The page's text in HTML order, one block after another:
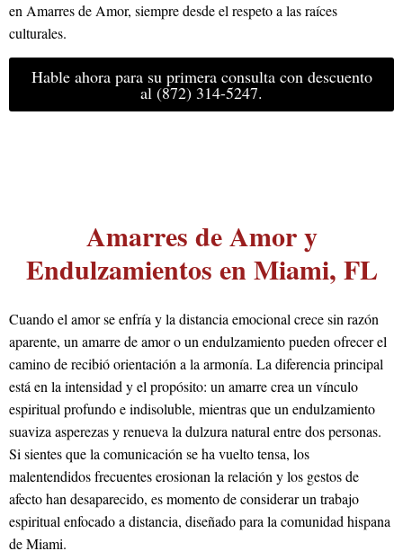
en Amarres de Amor, siempre desde el respeto a las raíces
culturales.
Hable ahora para su primera consulta con descuento
al (872) 314-5247.
Amarres de Amor y
Endulzamientos en Miami, FL
Cuando el amor se enfría y la distancia emocional crece sin razón
aparente, un amarre de amor o un endulzamiento pueden ofrecer el
camino de recibió orientación a la armonía. La diferencia principal
está en la intensidad y el propósito: un amarre crea un vínculo
espiritual profundo e indisoluble, mientras que un endulzamiento
suaviza asperezas y renueva la dulzura natural entre dos personas.
Si sientes que la comunicación se ha vuelto tensa, los
malentendidos frecuentes erosionan la relación y los gestos de
afecto han desaparecido, es momento de considerar un trabajo
espiritual enfocado a distancia, diseñado para la comunidad hispana
de Miami.